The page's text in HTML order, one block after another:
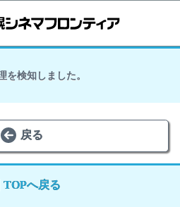
を検知しました。
戻る
TOPへ戻る